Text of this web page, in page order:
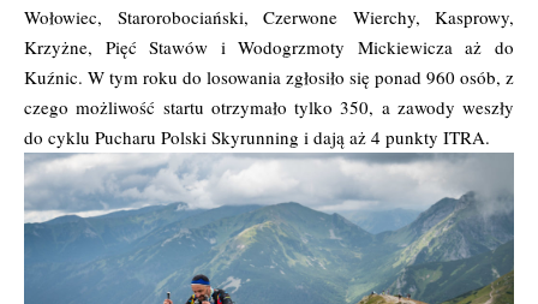
Wołowiec, Starorobociański, Czerwone Wierchy, Kasprowy,
Krzyżne, Pięć Stawów i Wodogrzmoty Mickiewicza aż do
Kuźnic. W tym roku do losowania zgłosiło się ponad 960 osób, z
czego możliwość startu otrzymało tylko 350, a zawody weszły
do cyklu Pucharu Polski Skyrunning i dają aż 4 punkty ITRA.